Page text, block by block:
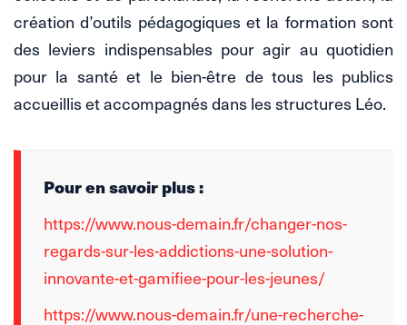
création d’outils pédagogiques et la formation sont
des leviers indispensables pour agir au quotidien
pour la santé et le bien-être de tous les publics
accueillis et accompagnés dans les structures Léo.
Pour en savoir plus :
https://www.nous-demain.fr/changer-nos-
regards-sur-les-addictions-une-solution-
innovante-et-gamifiee-pour-les-jeunes/
https://www.nous-demain.fr/une-recherche-